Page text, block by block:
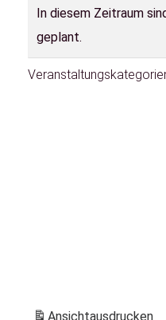
In diesem Zeitraum
geplant.
Ansichtausdrucken